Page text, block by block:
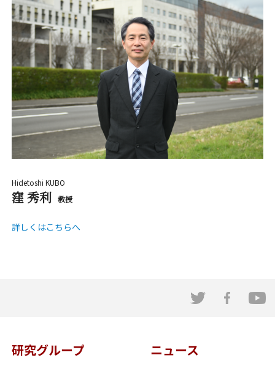
Hidetoshi KUBO
窪 秀利 教授
詳しくはこちらへ
研究グループ ニュース